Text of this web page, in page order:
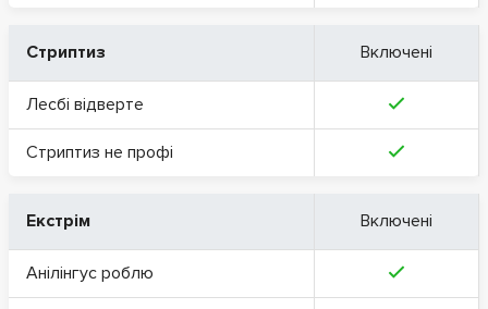
Стриптиз Включені
Лесбі відверте
Стриптиз не профі
Екстрім Включені
Анілінгус роблю